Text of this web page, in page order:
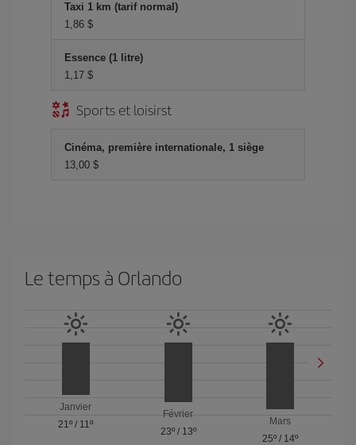
Taxi 1 km (tarif normal)
1,86 $
Essence (1 litre)
1,17 $
Sports et loisirst
Cinéma, première internationale, 1 siège
13,00 $
Le temps à Orlando
Janvier
21º / 11º
Février
23º/ 13º
Mars
25º / 14º